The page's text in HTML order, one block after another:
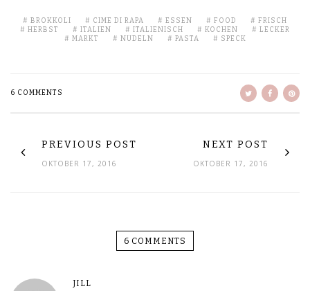
BROKKOLI CIME DI RAPA ESSEN FOOD
FRISCH
HERBST
ITALIEN ITALIENISCH KOCHEN
LECKER
MARKT
NUDELN PASTA SPECK
6 COMMENTS
PREVIOUS POST
OKTOBER 17, 2016
NEXT POST
OKTOBER 17, 2016
6 COMMENTS
JILL